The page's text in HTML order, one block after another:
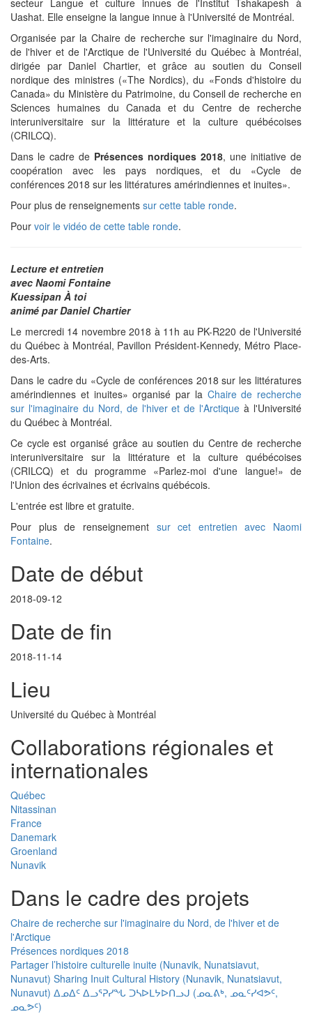
Uashat. Elle enseigne la langue innue à l'Université de Montréal.
Organisée par la Chaire de recherche sur l'imaginaire du Nord,
de l'hiver et de l'Arctique de l'Université du Québec à Montréal,
dirigée par Daniel Chartier, et grâce au soutien du Conseil
nordique des ministres («The Nordics), du «Fonds d'histoire du
Canada» du Ministère du Patrimoine, du Conseil de recherche en
Sciences humaines du Canada et du Centre de recherche
interuniversitaire sur la littérature et la culture québécoises
(CRILCQ).
Dans le cadre de Présences nordiques 2018, une initiative de
coopération avec les pays nordiques, et du «Cycle de
conférences 2018 sur les littératures amérindiennes et inuites».
Pour plus de renseignements sur cette table ronde.
Pour voir le vidéo de cette table ronde.
Lecture et entretien
avec Naomi Fontaine
Kuessipan À toi
animé par Daniel Chartier
Le mercredi 14 novembre 2018 à 11h au PK-R220 de l'Université
du Québec à Montréal, Pavillon Président-Kennedy, Métro Place-
des-Arts.
Dans le cadre du «Cycle de conférences 2018 sur les littératures
amérindiennes et inuites» organisé par la Chaire de recherche
sur l'imaginaire du Nord, de l'hiver et de l'Arctique à l'Université
du Québec à Montréal.
Ce cycle est organisé grâce au soutien du Centre de recherche
interuniversitaire sur la littérature et la culture québécoises
(CRILCQ) et du programme «Parlez-moi d'une langue!» de
l'Union des écrivaines et écrivains québécois.
L'entrée est libre et gratuite.
Pour plus de renseignement sur cet entretien avec Naomi
Fontaine.
Date de début
2018-09-12
Date de fin
2018-11-14
Lieu
Université du Québec à Montréal
Collaborations régionales et
internationales
Québec
Nitassinan
France
Danemark
Groenland
Nunavik
Dans le cadre des projets
Chaire de recherche sur l'imaginaire du Nord, de l'hiver et de
l'Arctique
Présences nordiques 2018
Partager l’histoire culturelle inuite (Nunavik, Nunatsiavut,
Nunavut) Sharing Inuit Cultural History (Nunavik, Nunatsiavut,
Nunavut) ᐃᓄᐃᑦ ᐃᓗᕐᕈᓯᖓ ᑐᓴᐅᒪᔭᐅᑎᓗᒍ (ᓄᓇᕕᒃ, ᓄᓇᑦᓯᐊᕗᑦ,
ᓄᓇᕗᑦ)